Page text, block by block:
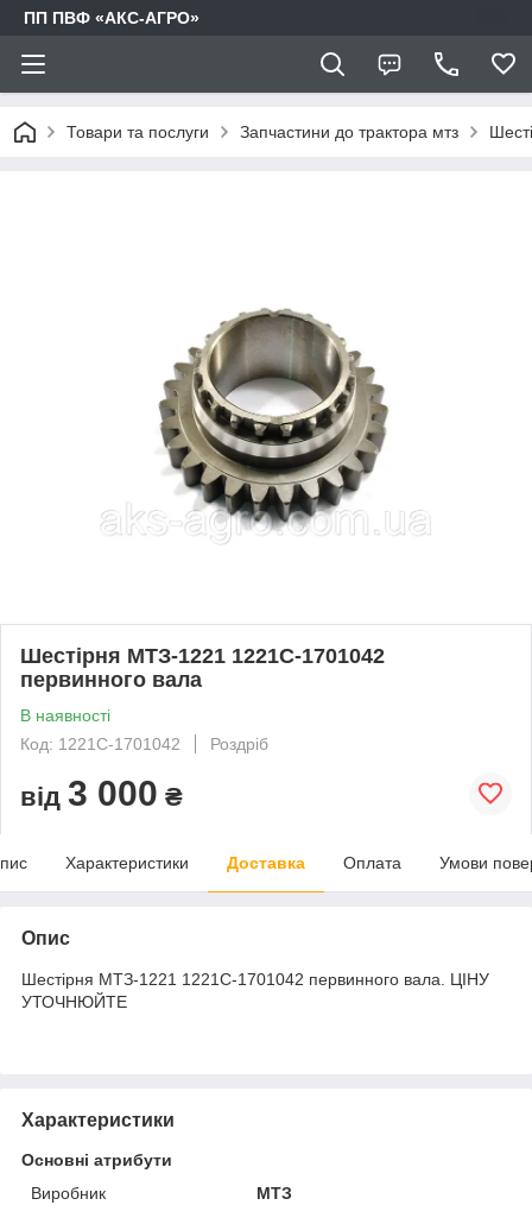
ПП ПВФ «АКС-АГРО»
Товари та послуги Запчастини до трактора мтз
Шестірня МТЗ-1221 1221С-1701042
первинного вала
В наявності
Код: 1221С-1701042
Роздріб
від 3 000 ₴
Характеристики Доставка Оплата Умови
Опис
Шестірня МТЗ-1221 1221С-1701042 первинного вала. ЦІНУ
УТОЧНЮЙТЕ
Характеристики
Основні атрибути
Виробник
МТЗ